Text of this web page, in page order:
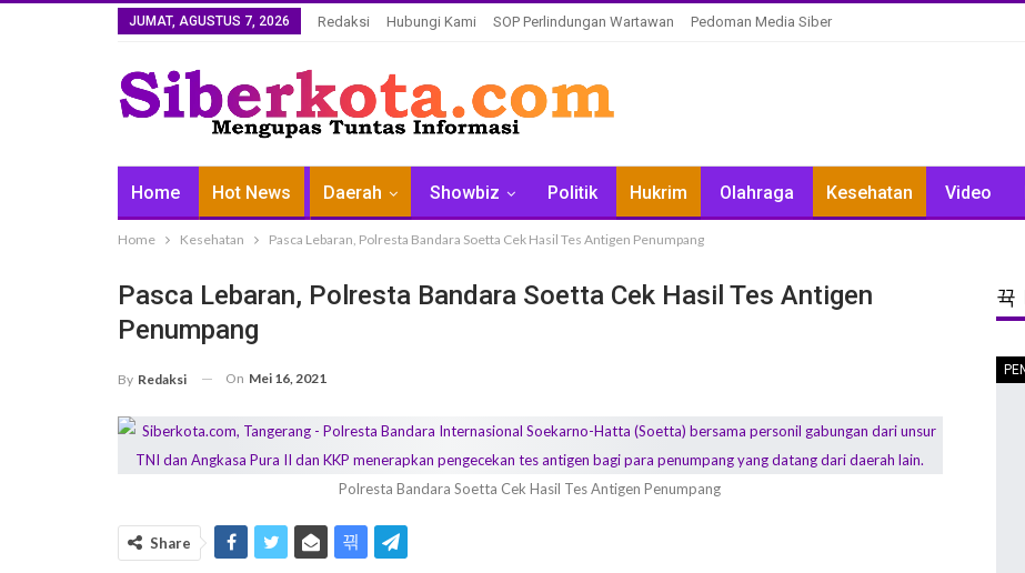
JUMAT, AGUSTUS 7, 2026 Redaksi Hubungi Kami SOP Perlindungan Wartawan Pedoman Media Siber
Home Hot News Daerah Showbiz Politik Hukrim Olahraga Kesehatan Video
Home Kesehatan Pasca Lebaran, Polresta Bandara Soetta Cek Hasil Tes Antigen Penumpang
Pasca Lebaran, Polresta Bandara Soetta Cek Hasil Tes Antigen
Penumpang
By Redaksi On Mei 16, 2021
Polresta Bandara Soetta Cek Hasil Tes Antigen Penumpang
Share